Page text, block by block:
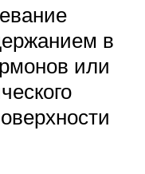
в
или